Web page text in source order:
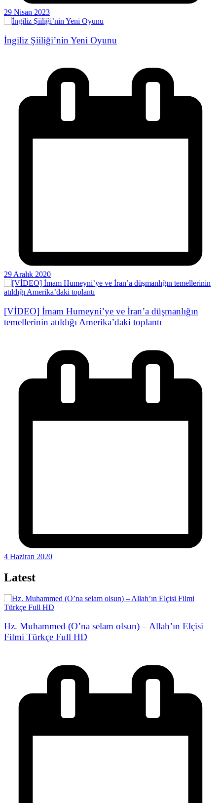
29 Nisan 2023
İngiliz Şiiliği’nin Yeni Oyunu
29 Aralık 2020
[VİDEO] İmam Humeyni’ye ve İran’a düşmanlığın
temellerinin atıldığı Amerika’daki toplantı
4 Haziran 2020
Latest
Hz. Muhammed (O’na selam olsun) – Allah’ın Elçisi
Filmi Türkçe Full HD